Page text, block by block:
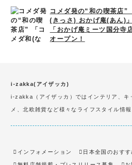
コメダ発の“和の喫茶店”
(きっさ) おかげ庵(あん)
「おかげ庵ミーツ国分寺
オープン！
i-zakka(アイザッカ)
i-zakka（アイザッカ）ではインテリア、キ
メ、北欧雑貨など様々なライフスタイル情
インフォメーション 日本全国のおす